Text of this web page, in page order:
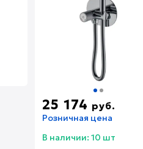
25 174 руб.
Розничная цена
В наличии: 10 шт